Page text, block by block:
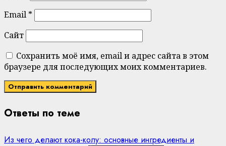
Email *
Сайт
Сохранить моё имя, email и адрес сайта в этом
браузере для последующих моих комментариев.
Ответы по теме
Из чего делают кока-колу: основные ингредиенты и